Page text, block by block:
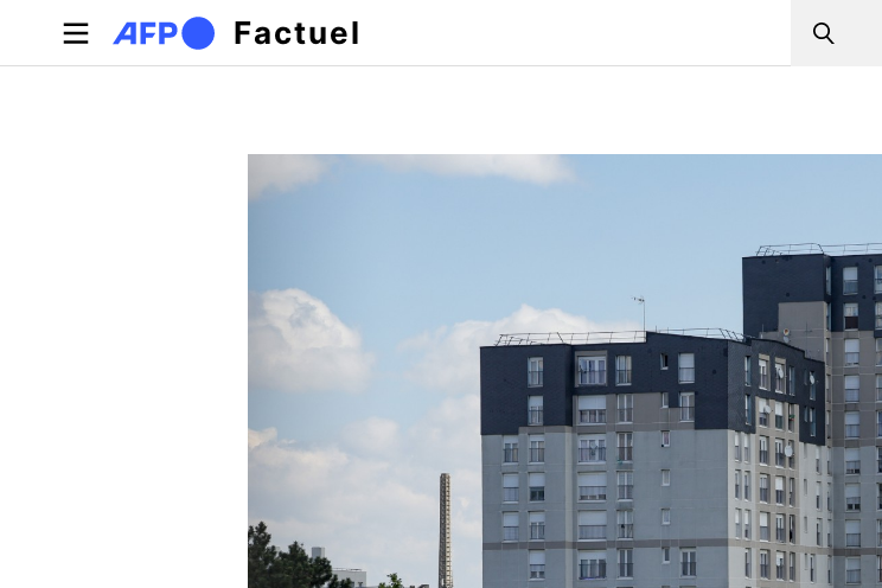
Aller au contenu principal
Factuel Search
Onglets principaux